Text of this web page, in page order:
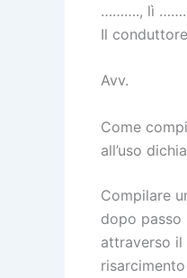
………., lì
Il conduttore
Avv.
Come
all’uso
Compilare
dopo
attraverso il